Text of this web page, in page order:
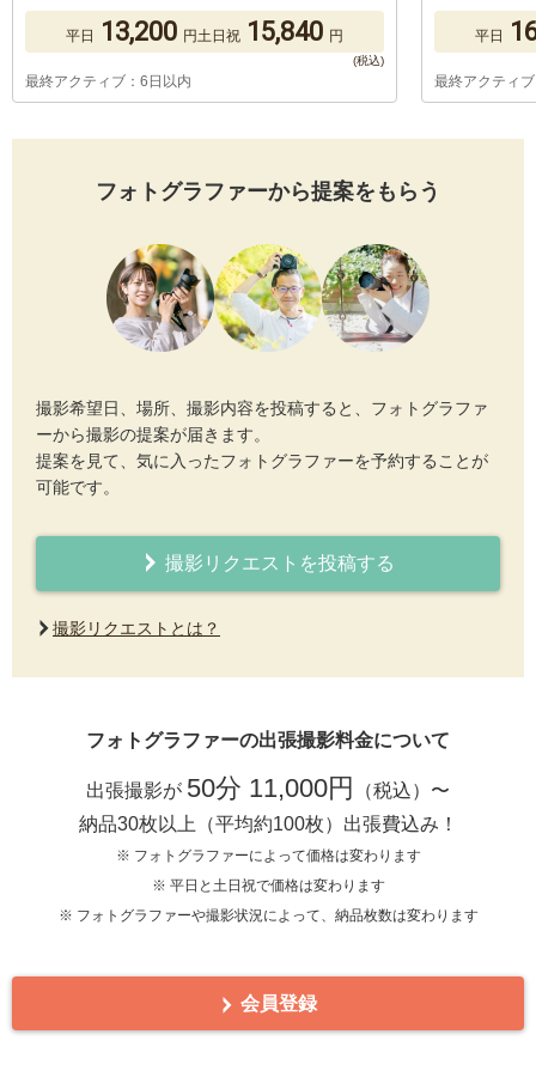
平日 13,200 円土日祝 15,840 円
最終アクティブ：6日以内
平日
最終アクティ
フォトグラファーから提案をもらう
撮影希望日、場所、撮影内容を投稿すると、フォトグラファ
ーから撮影の提案が届きます。
提案を見て、気に入ったフォトグラファーを予約することが
可能です。
撮影リクエストを投稿する
撮影リクエストとは？
フォトグラファーの出張撮影料金について
出張撮影が 50分 11,000円
（税込）〜
納品30枚以上（平均約100枚）出張費込み！
※ フォトグラファーによって価格は変わります
※ 平日と土日祝で価格は変わります
※ フォトグラファーや撮影状況によって、納品枚数は変わります
会員登録